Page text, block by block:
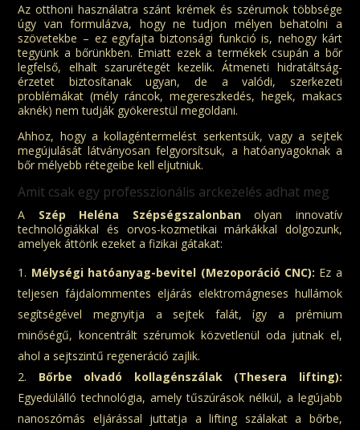
Az otthoni használatra szánt krémek és szérumok többsége
úgy van formulázva, hogy ne tudjon mélyen behatolni a
szövetekbe – ez egyfajta biztonsági funkció is, nehogy kárt
tegyünk a bőrünkben. Emiatt ezek a termékek csupán a bőr
legfelső, elhalt szarurétegét kezelik. Átmeneti hidratáltság-
érzetet biztosítanak ugyan, de a valódi, szerkezeti
problémákat (mély ráncok, megereszkedés, hegek, makacs
aknék) nem tudják gyökerestül megoldani.
Ahhoz, hogy a kollagéntermelést serkentsük, vagy a sejtek
megújulását látványosan felgyorsítsuk, a hatóanyagoknak a
bőr mélyebb rétegeibe kell eljutniuk.
Amit csak egy professzionális arckezelés adhat meg
A Szép Heléna Szépségszalonbanolyan innovatív
technológiákkal és orvos-kozmetikai márkákkal dolgozunk,
amelyek áttörik ezeket a fizikai gátakat:
Mélységi hatóanyag-bevitel (Mezoporáció CNC): Ez a
teljesen fájdalommentes eljárás elektromágneses hullámok
segítségével megnyitja a sejtek falát, így a prémium
minőségű, koncentrált szérumok közvetlenül oda jutnak el,
ahol a sejtszintű regeneráció zajlik.
Bőrbe olvadó kollagénszálak (Thesera lifting):
Egyedülálló technológia, amely tűszúrások nélkül, a legújabb
nanoszómás eljárással juttatja a lifting szálakat a bőrbe,